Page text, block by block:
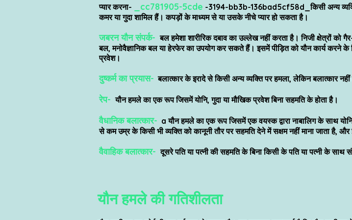
प्यार करना- _cc781905-5cde -3194-bb3b-136bad5cf58d_किसी अन्य
कमर या गुदा शामिल हैं। कपड़ों के माध्यम से या उसके नीचे प्यार हो सकता है।
जबरन यौन संपर्क- बल हमेशा शारीरिक दबाव का उल्लेख नहीं करता है। निजी क्षेत्रों
बल, मनोवैज्ञानिक बल या हेरफेर का उपयोग कर सकते हैं। इसमें पीड़ित को यौन कार्य करने
प्रवेश।
दुष्कर्म का प्रयास- बलात्कार के इरादे से किसी अन्य व्यक्ति पर हमला, लेकिन बलात्कार नहीं
रेप- यौन हमले का एक रूप जिसमें योनि, गुदा या मौखिक प्रवेश बिना सहमति के होता है।
वैधानिक बलात्कार- a यौन हमले का एक रूप जिसमें एक वयस्क द्वारा नाबालिग के साथ
से कम उम्र के किसी भी व्यक्ति को कानूनी तौर पर सहमति देने में सक्षम नहीं माना जाता है,
वैवाहिक बलात्कार- दूसरे पति या पत्नी की सहमति के बिना किसी के पति या पत्नी के
यौन हमले की गतिशीलता